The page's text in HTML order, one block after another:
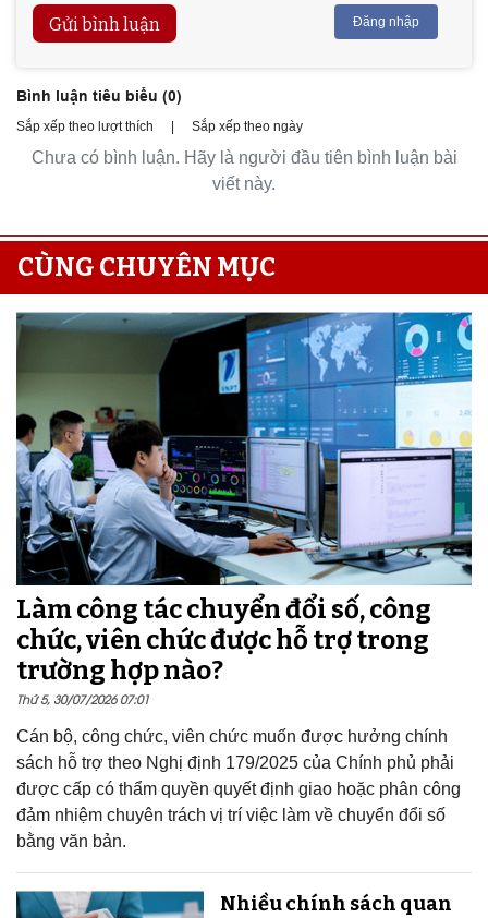
Gửi bình luận Đăng nhập
Bình luận tiêu biểu (0)
Sắp xếp theo lượt thích Sắp xếp theo ngày
Chưa có bình luận. Hãy là người đầu tiên bình luận bài
viết này.
CÙNG CHUYÊN MỤC
Làm công tác chuyển đổi số, công
chức, viên chức được hỗ trợ trong
trường hợp nào?
Thứ 5, 30/07/2026 07:01
Cán bộ, công chức, viên chức muốn được hưởng chính
sách hỗ trợ theo Nghị định 179/2025 của Chính phủ phải
được cấp có thẩm quyền quyết định giao hoặc phân công
đảm nhiệm chuyên trách vị trí việc làm về chuyển đổi số
bằng văn bản.
Nhiều chính sách quan